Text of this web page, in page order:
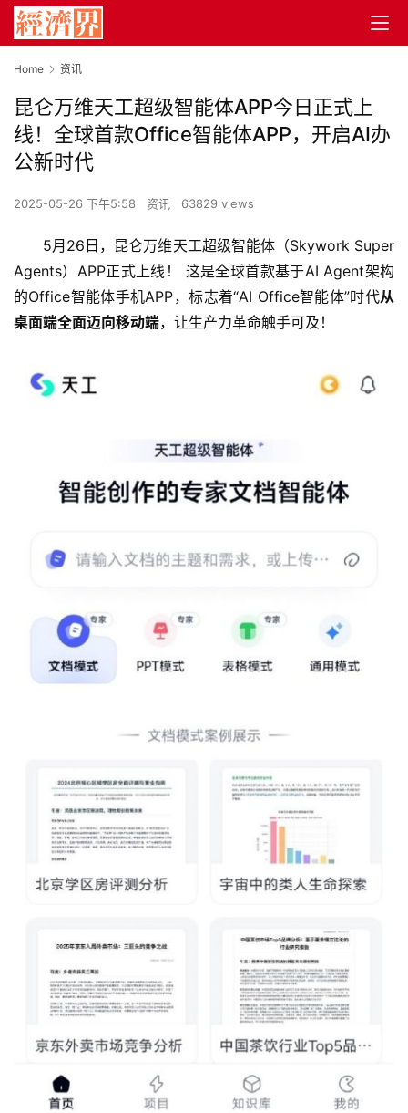
Home 资讯
昆仑万维天工超级智能体APP今日正式上
线！全球首款Office智能体APP，开启AI办
公新时代
2025-05-26 下午5:58 资讯 63829 views
5月26日，昆仑万维天工超级智能体（Skywork Super
Agents）APP正式上线！ 这是全球首款基于AI Agent架构
的Office智能体手机APP，标志着“AI Office智能体”时代从
桌面端全面迈向移动端，让生产力革命触手可及！